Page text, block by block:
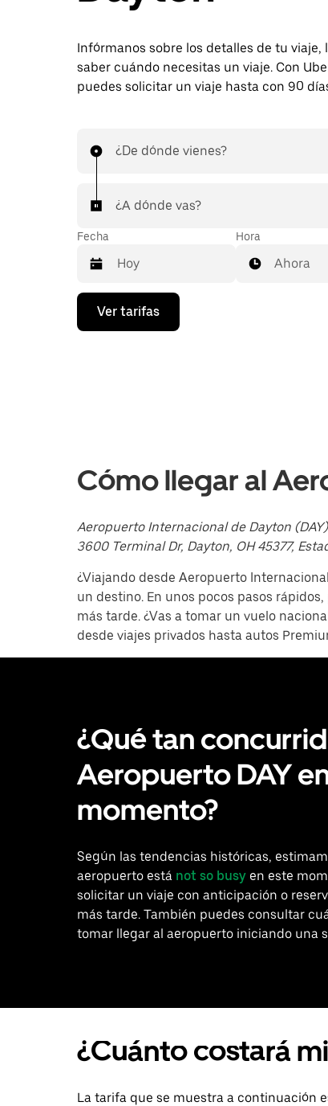
Infórmanos sobre los detalles de tu viaje,
saber cuándo necesitas un viaje. Con
puedes solicitar un viaje hasta con 90
¿De dónde vienes?
¿A dónde vas?
Fecha
Presiona
flecha
una
fecha.
la
tecla Esc
para
el
calendario.
Hora
Ahora
Ver tarifas
Cómo llegar al
Aeropuerto Internacional de Dayton (DAY)
3600 Terminal Dr, Dayton, OH 45377,
¿Viajando desde Aeropuerto
un destino. En unos pocos pasos
más tarde. ¿Vas a tomar un vuelo
desde viajes privados hasta autos
¿Qué tan
Aeropuerto DAY
momento?
Según las tendencias históricas,
aeropuerto está not so busy en este
solicitar un viaje con anticipación o
más tarde. También puedes consultar
tomar llegar al aeropuerto iniciando una
¿Cuánto costará
La tarifa que se muestra a continuación